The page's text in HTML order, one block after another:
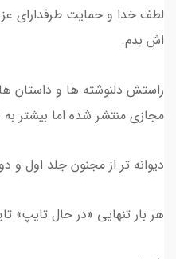
لطف خدا و حمایت طرفدارای
اش بدم.
راستش دلنوشته ها و داستان
مجازی منتشر شده اما بیشتر به
دیوانه تر از مجنون جلد اول و
هر بار تنهایی «در حال تایپ»